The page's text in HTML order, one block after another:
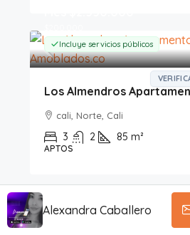
Incluye servicios públicos
Los Almendros
cali, Norte, Cali
3 2 85 m²
APTOS
Todas las propiedades listadas en
Alexandra Caballero